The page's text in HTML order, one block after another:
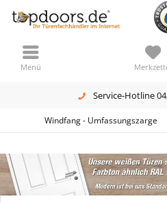
Service-Hotline
Menü
Windfang - Umfassungszarge